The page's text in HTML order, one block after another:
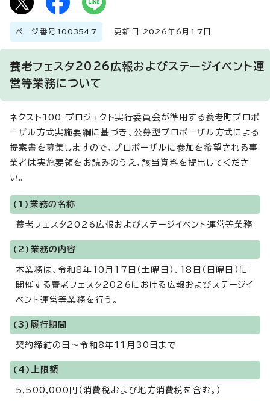
ページ番号 1003547 更新日 2026年6月17日
養老フェスタ2026広報およびステージイベント運
営等業務について
ネクスト100 プロジェクト実行委員会が準用する養老町プロポ
ーザル方式実施要綱に基づき、公募型プロポーザル方式による
提案書を募集しますので、プロポーザルに参加を希望される事
業者は実施要領をお読みのうえ、該当資料を提出してくださ
い。
(1)業務の名称
養老フェスタ2026広報およびステージイベント運営等業務
(2)業務の内容
本業務は、令和8年10月17日（土曜日）、18日（日曜日）に
開催する養老フェスタ2026における広報およびステージイ
ベント運営等業務を行う。
(3)履行期間
契約締結の日～令和8年11月30日まで
(4)上限額
5,500,000円（消費税および地方消費税を含む。）